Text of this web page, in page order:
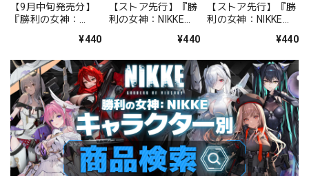
【9月中旬発売分】
『勝利の女神：
イル シンデレラ：ク
¥440
【ストア先行】『勝
利の女神：NIKKE』
＆ラピ
¥440
【ストア先行】『勝
利の女神：NIKKE』
¥440